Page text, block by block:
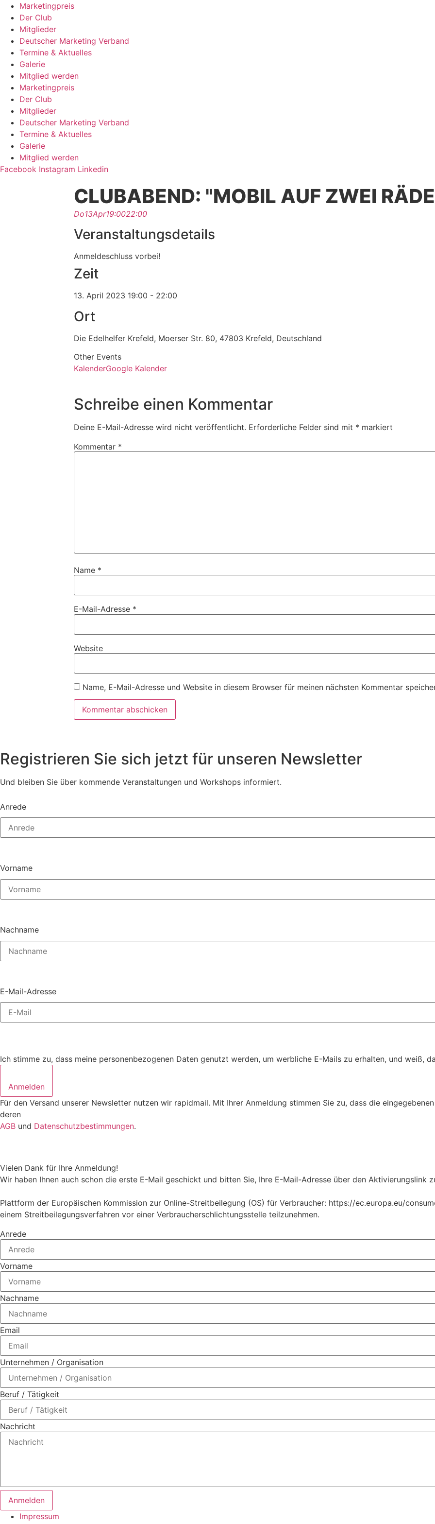
Zum
Inhalt
springen
Marketingpreis
Der Club
Mitglieder
Deutscher Marketing Verband
Termine & Aktuelles
Galerie
Mitglied werden
Marketingpreis
Der Club
Mitglieder
Deutscher Marketing Verband
Termine & Aktuelles
Galerie
Mitglied werden
Facebook Instagram Linkedin
CLUBABEND: "MOBIL AUF ZWEI
Do13Apr19:0022:00
Veranstaltungsdetails
Anmeldeschluss vorbei!
Zeit
13. April 2023 19:00 - 22:00
Ort
Die Edelhelfer Krefeld, Moerser Str. 80, 47803 Krefeld, Deutschland
Other Events
KalenderGoogle Kalender
Schreibe einen Kommentar
Deine E-Mail-Adresse wird nicht veröffentlicht. Erforderliche Felder sind mit * markiert
Kommentar *
Name *
E-Mail-Adresse *
Website
Name, E-Mail-Adresse und Website in diesem Browser für meinen nächsten Kommentar
Registrieren Sie sich jetzt für unseren Newsletter
Und bleiben Sie über kommende Veranstaltungen und Workshops informiert.
Anrede
Vorname
Nachname
E-Mail-Adresse
Ich stimme zu, dass meine personenbezogenen Daten genutzt werden, um werbliche E-Mails zu erhalten, und weiß,
Anmelden
Für den Versand unserer Newsletter nutzen wir rapidmail. Mit Ihrer Anmeldung stimmen Sie zu, dass die
deren
AGB und Datenschutzbestimmungen.
Vielen Dank für Ihre Anmeldung!
Wir haben Ihnen auch schon die erste E-Mail geschickt und bitten Sie, Ihre E-Mail-Adresse über den Aktivierungslink
Plattform der Europäischen Kommission zur Online-Streitbeilegung (OS) für Verbraucher: https://ec.europa.eu/
einem Streitbeilegungsverfahren vor einer Verbraucherschlichtungsstelle teilzunehmen.
Anrede
Vorname
Nachname
Email
Unternehmen / Organisation
Beruf / Tätigkeit
Nachricht
Anmelden
Impressum